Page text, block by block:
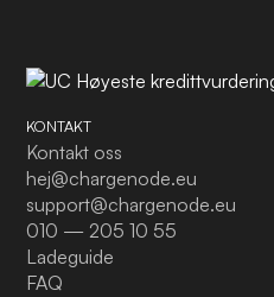
KONTAKT
Kontakt oss
hej@chargenode.eu
support@chargenode.eu
010 — 205 10 55
Ladeguide
FAQ